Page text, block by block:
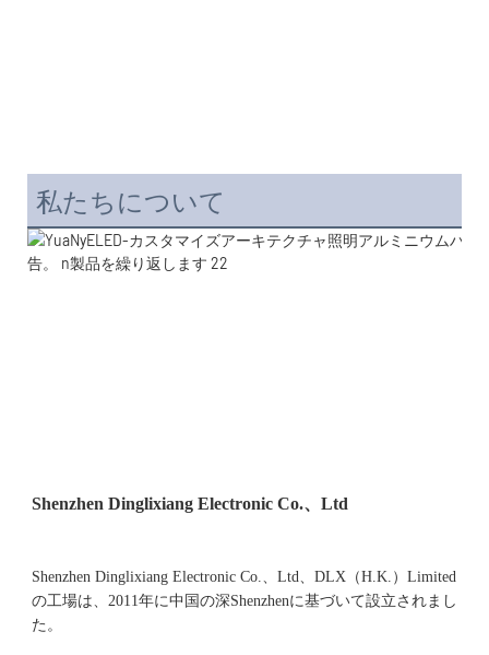
私たちについて
Shenzhen Dinglixiang Electronic Co.、Ltd、DLX（H.K.）Limited
の工場は、2011年に中国の深Shenzhenに基づいて設立されまし
た。